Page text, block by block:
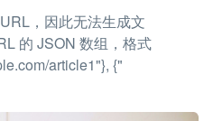
，因此无法生成文
的 JSON 数组，格式
article1"}, {"